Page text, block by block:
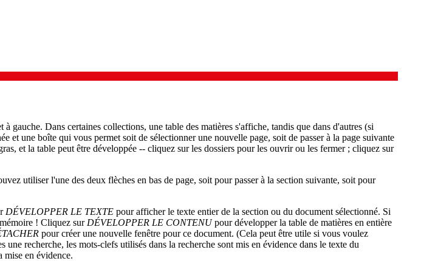
Dans certaines collections, une table des matières s'affiche, tandis que dans d'autres (si
et une boîte qui vous permet soit de sélectionner une nouvelle page, soit de passer à la page suivante
et la table peut être développée -- cliquez sur les dossiers pour les ouvrir ou les fermer ; cliquez sur
utiliser l'une des deux flèches en bas de page, soit pour passer à la section suivante, soit pour
DÉVELOPPER LE TEXTE pour afficher le texte entier de la section ou du document sélectionné. Si
! Cliquez sur DÉVELOPPER LE CONTENUpour développer la table de matières en entière
pour créer une nouvelle fenêtre pour ce document. (Cela peut être utile si vous voulez
recherche, les mots-clefs utilisés dans la recherche sont mis en évidence dans le texte du
mise en évidence.